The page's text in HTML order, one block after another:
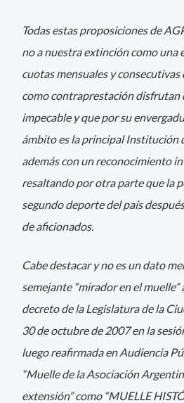
Todas estas proposiciones de
no a nuestra extinción como una
cuotas mensuales y consecutivas
como contraprestación disfrutan
impecable y que por su
ámbito es la principal Institución
además con un reconocimiento
resaltando por otra parte que la
segundo deporte del país
de aficionados.
Cabe destacar y no es un dato
semejante “mirador en el
decreto de la Legislatura de la
30 de octubre de 2007 en la
luego reafirmada en Audiencia
“Muelle de la Asociación
extensión” como “MUELLE